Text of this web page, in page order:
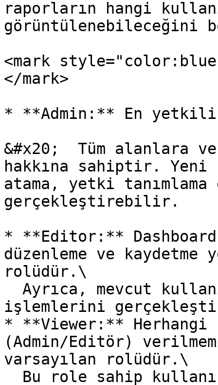
raporların hangi
görüntülenebileceğini
<mark
</mark>
* **Admin:** En yetkili
&#x20;  Tüm alanlara
hakkına sahiptir.
atama, yetki
gerçekleştirebilir.
* **Editor:**
düzenleme ve
rolüdür.\
işlemlerini
* **Viewer:**
(Admin/Editör)
varsayılan rolüdür.\